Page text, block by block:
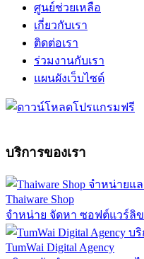
ศูนย์ช่วยเหลือ
เกี่ยวกับเรา
ติดต่อเรา
ร่วมงานกับเรา
แผนผังเว็บไซต์
บริการของเรา
Thaiware Shop
จำหน่าย จัดหา ซอฟต์แวร์ลิ
TumWai Digital Agency